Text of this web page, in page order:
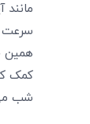
مانند
سرعت
همین
کمک
شب می‌